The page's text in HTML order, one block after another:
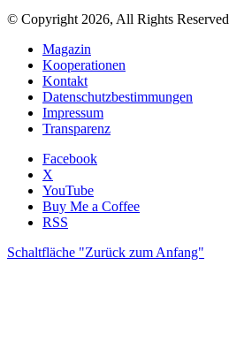
© Copyright 2026, All Rights Reserved
Magazin
Kooperationen
Kontakt
Datenschutzbestimmungen
Impressum
Transparenz
Facebook
X
YouTube
Buy Me a Coffee
RSS
Schaltfläche "Zurück zum Anfang"